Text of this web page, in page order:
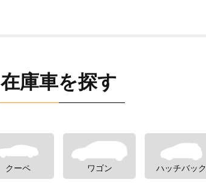
在庫車を探す
クーペ ワゴン ハッチバック